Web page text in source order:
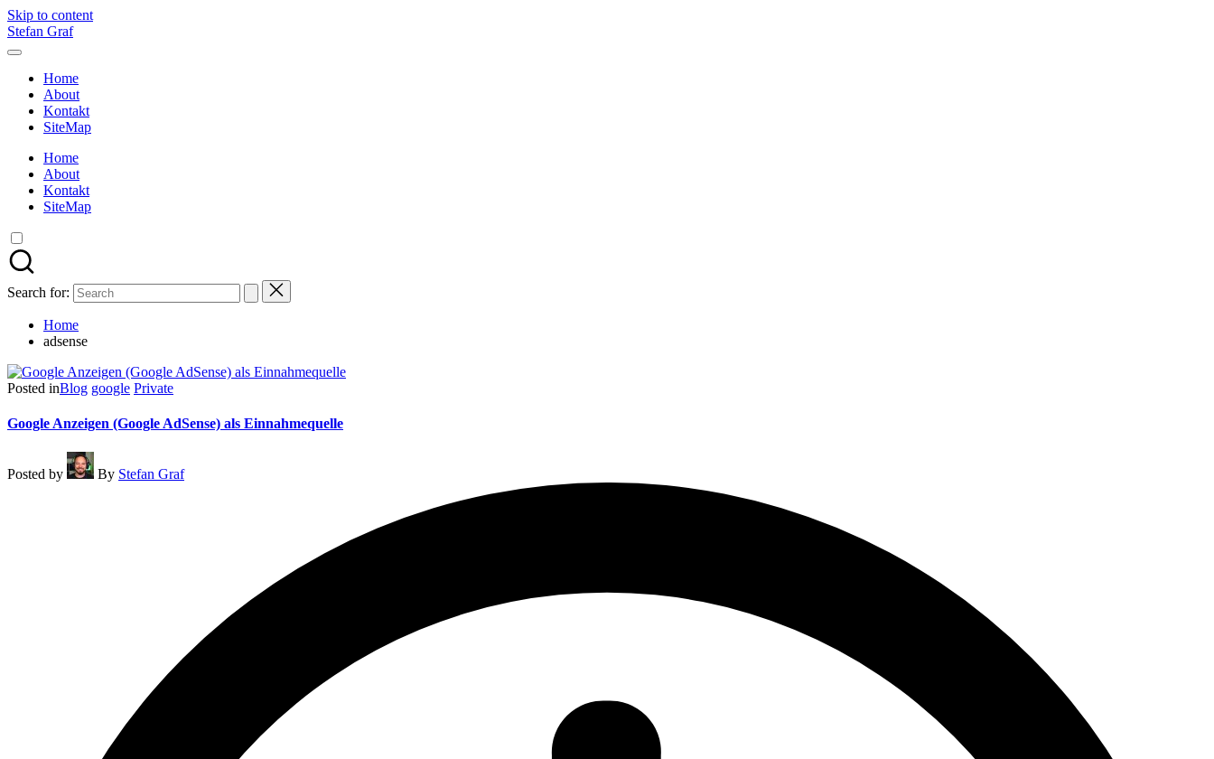
Skip to content
Stefan Graf
Home
About
Kontakt
SiteMap
Home
About
Kontakt
SiteMap
Search for:
Home
adsense
Posted inBlog google Private
Google Anzeigen (Google AdSense) als Einnahmequelle
Posted by By Stefan Graf